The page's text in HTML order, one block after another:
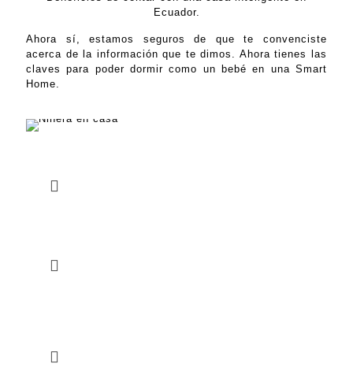
Ecuador.
Ahora sí, estamos seguros de que te convenciste
acerca de la información que te dimos. Ahora tienes las
claves para poder dormir como un bebé en una Smart
Home.